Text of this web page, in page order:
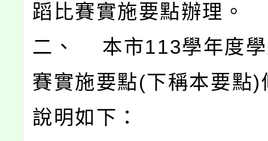
蹈比賽實施要點辦理。
二、 本市113學年度學
賽實施要點(下稱本要點)
說明如下：